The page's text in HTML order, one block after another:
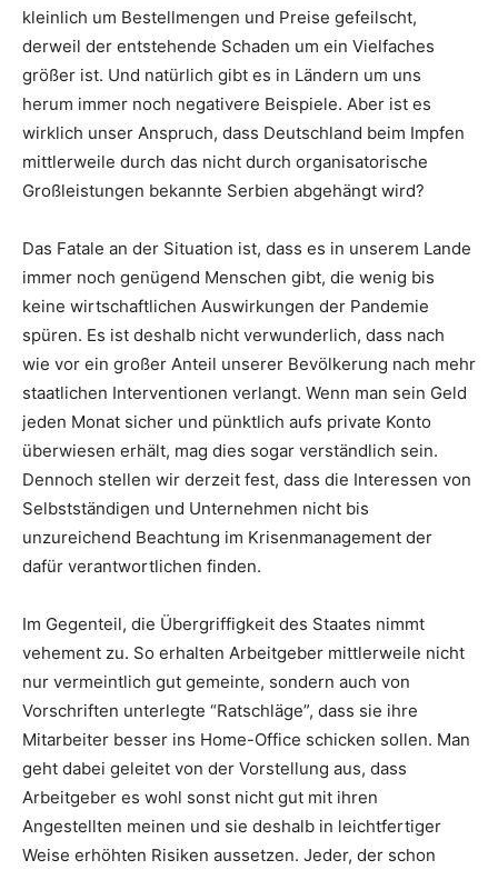
kleinlich um Bestellmengen und Preise gefeilscht,
derweil der entstehende Schaden um ein Vielfaches
größer ist. Und natürlich gibt es in Ländern um uns
herum immer noch negativere Beispiele. Aber ist es
wirklich unser Anspruch, dass Deutschland beim Impfen
mittlerweile durch das nicht durch organisatorische
Großleistungen bekannte Serbien abgehängt wird?
Das Fatale an der Situation ist, dass es in unserem Lande
immer noch genügend Menschen gibt, die wenig bis
keine wirtschaftlichen Auswirkungen der Pandemie
spüren. Es ist deshalb nicht verwunderlich, dass nach
wie vor ein großer Anteil unserer Bevölkerung nach mehr
staatlichen Interventionen verlangt. Wenn man sein Geld
jeden Monat sicher und pünktlich aufs private Konto
überwiesen erhält, mag dies sogar verständlich sein.
Dennoch stellen wir derzeit fest, dass die Interessen von
Selbstständigen und Unternehmen nicht bis
unzureichend Beachtung im Krisenmanagement der
dafür verantwortlichen finden.
Im Gegenteil, die Übergriffigkeit des Staates nimmt
vehement zu. So erhalten Arbeitgeber mittlerweile nicht
nur vermeintlich gut gemeinte, sondern auch von
Vorschriften unterlegte “Ratschläge”, dass sie ihre
Mitarbeiter besser ins Home-Office schicken sollen. Man
geht dabei geleitet von der Vorstellung aus, dass
Arbeitgeber es wohl sonst nicht gut mit ihren
Angestellten meinen und sie deshalb in leichtfertiger
Weise erhöhten Risiken aussetzen. Jeder, der schon